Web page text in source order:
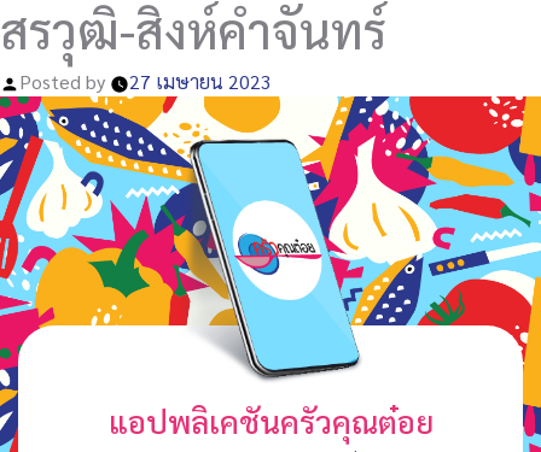
สรวุฒิ-สิงห์คำจันทร์
Posted by 27 เมษายน 2023
แอปพลิเคชันครัวคุณต๋อย